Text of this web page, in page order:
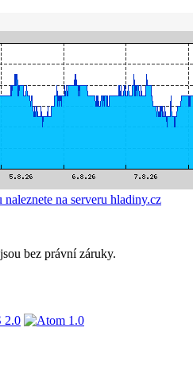
na serveru hladiny.cz
bez právní záruky.